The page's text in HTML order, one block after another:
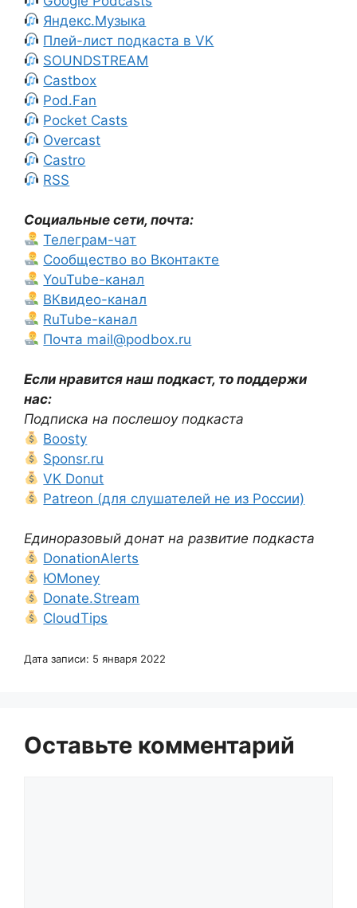
Яндекс.Музыка
Плей-лист подкаста в VK
SOUNDSTREAM
Castbox
Pod.Fan
Pocket Casts
Overcast
Castro
RSS
Социальные сети, почта:
Телеграм-чат
Сообщество во Вконтакте
YouTube-канал
ВКвидео-канал
RuTube-канал
Почта mail@podbox.ru
Если нравится наш подкаст, то поддержи
нас:
Подписка на послешоу подкаста
Boosty
Sponsr.ru
VK Donut
Patreon (для слушателей не из России)
Единоразовый донат на развитие подкаста
DonationAlerts
ЮMoney
Donate.Stream
CloudTips
Дата записи: 5 января 2022
Оставьте комментарий